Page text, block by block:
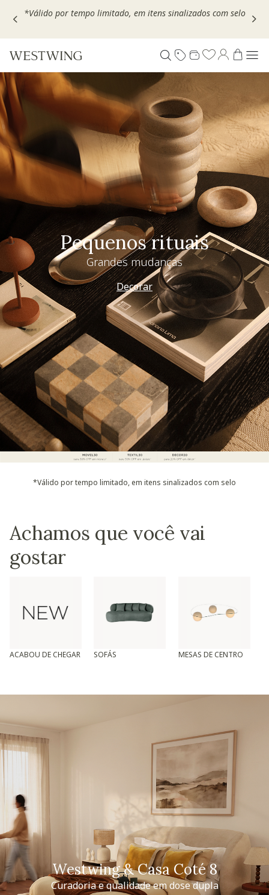
Escolha seu VOUCHER e ganhe até 30% OFF*: useMOVEL30,
Pequenos rituais
Grandes mudanças
Decorar
*Válido por tempo limitado, em itens sinalizados com selo
Achamos que você vai
gostar
ACABOU DE CHEGAR SOFÁS MESAS DE CENTRO
Westwing & Casa Coté 8
Curadoria e qualidade em dose dupla